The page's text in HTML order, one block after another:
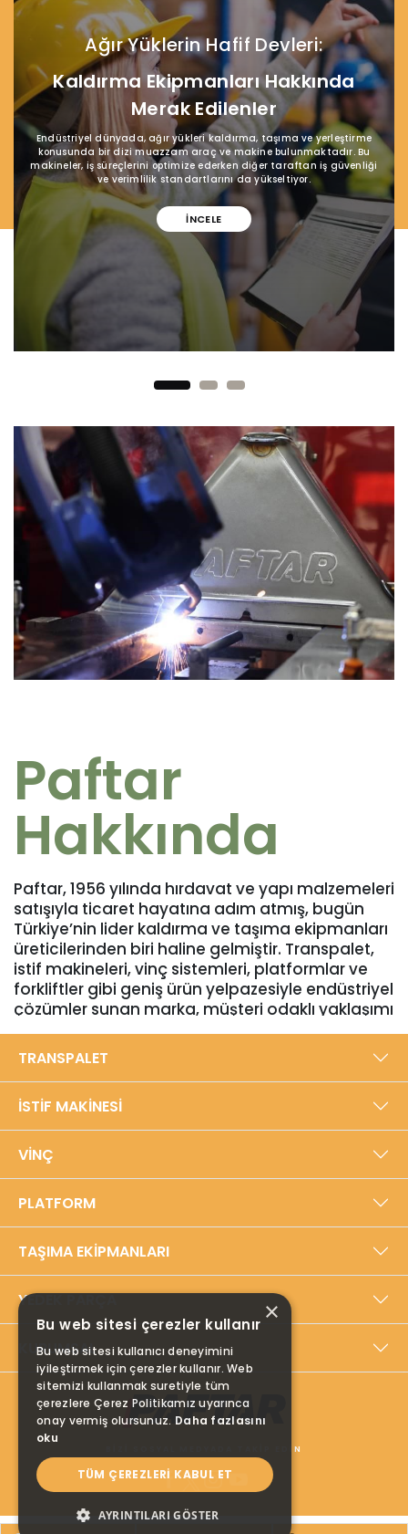
Ağır Yüklerin Hafif Devleri:
Kaldırma Ekipmanları Hakkında
Merak Edilenler
Endüstriyel dünyada, ağır yükleri kaldırma, taşıma ve yerleştirme
konusunda bir dizi muazzam araç ve makine bulunmaktadır. Bu
makineler, iş süreçlerini optimize ederken diğer taraftan iş güvenliği
ve verimlilik standartlarını da yükseltiyor.
İNCELE
Paftar
Hakkında
Paftar, 1956 yılında hırdavat ve yapı malzemeleri
satışıyla ticaret hayatına adım atmış, bugün
Türkiye’nin lider kaldırma ve taşıma ekipmanları
üreticilerinden biri haline gelmiştir. Transpalet,
istif makineleri, vinç sistemleri, platformlar ve
forkliftler gibi geniş ürün yelpazesiyle endüstriyel
çözümler sunan marka, müşteri odaklı yaklaşımı
ve yüksek kalite standartlarıyla sektörde
güvenilir bir konuma sahiptir. Bursa’daki 5000
m²’lik modern üretim tesisinde, yıllık 40.000
adede ulaşan üretim kapasitesiyle Türkiye’den
dünyaya ihracat gerçekleştirmektedir.​
Yerli üretim anlayışıyla, dayanıklılığı ve
performansı ön planda tutan Paftar, ISO
9001:2015 Kalite Yönetim Sistemi ve TSE Hizmet
Yeterlilik Belgeleriyle sertifikalandırılmıştır.
Ürünlerini yenilikçi tasarım, teknoloji ve
sürdürülebilir çözümlerle geliştiren şirket,
müşterilerine satış sonrası destek ve yedek
sunmaktadır. Paftar, endüstriyel taşımacılık ve
kaldırma ekipmanlarında global bir marka olma
yolunda emin adımlarla ilerlemektedir.
TRANSPALET
İSTİF MAKİNESİ
VİNÇ
PLATFORM
TAŞIMA EKİPMANLARI
YEDEK PARÇA
KURUMSAL
BİZİ SOSYAL MEDYADA TAKİP EDİN
×
Bu web sitesi çerezler kullanır
Bu web sitesi kullanıcı deneyimini
iyileştirmek için çerezler kullanır. Web
sitemizi kullanmak suretiyle tüm
çerezlere Çerez Politikamız uyarınca
onay vermiş olursunuz. Daha fazlasını
oku
TÜM ÇEREZLERI KABUL ET
AYRINTILARI GÖSTER